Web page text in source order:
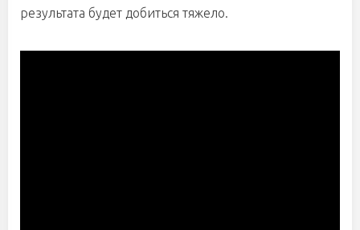
результата будет добиться тяжело.